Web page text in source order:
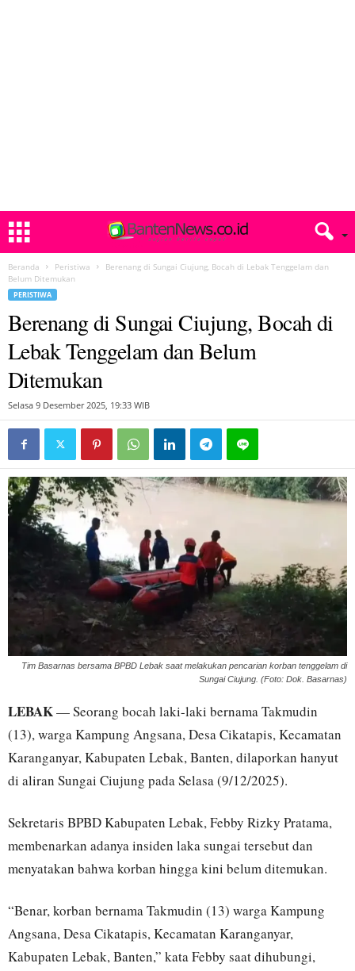
Beranda Peristiwa
Berenang di Sungai Ciujung, Bocah di Lebak Tenggelam dan
Belum Ditemukan
PERISTIWA
Berenang di Sungai Ciujung, Bocah di
Lebak Tenggelam dan Belum
Ditemukan
Selasa 9 Desember 2025, 19:33 WIB
Tim Basarnas bersama BPBD Lebak saat melakukan pencarian korban tenggelam di
Sungai Ciujung. (Foto: Dok. Basarnas)
LEBAK— Seorang bocah laki-laki bernama Takmudin
(13), warga Kampung Angsana, Desa Cikatapis, Kecamatan
Karanganyar, Kabupaten Lebak, Banten, dilaporkan hanyut
di aliran Sungai Ciujung pada Selasa (9/12/2025).
Sekretaris BPBD Kabupaten Lebak, Febby Rizky Pratama,
membenarkan adanya insiden laka sungai tersebut dan
menyatakan bahwa korban hingga kini belum ditemukan.
“Benar, korban bernama Takmudin (13) warga Kampung
Angsana, Desa Cikatapis, Kecamatan Karanganyar,
Kabupaten Lebak, Banten,” kata Febby saat dihubungi,